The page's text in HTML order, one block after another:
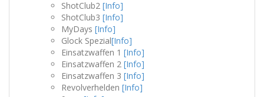
ShotClub2 [Info]
ShotClub3 [Info]
MyDays [Info]
Glock Spezial[Info]
Einsatzwaffen 1 [Info]
Einsatzwaffen 2 [Info]
Einsatzwaffen 3 [Info]
Revolverhelden [Info]